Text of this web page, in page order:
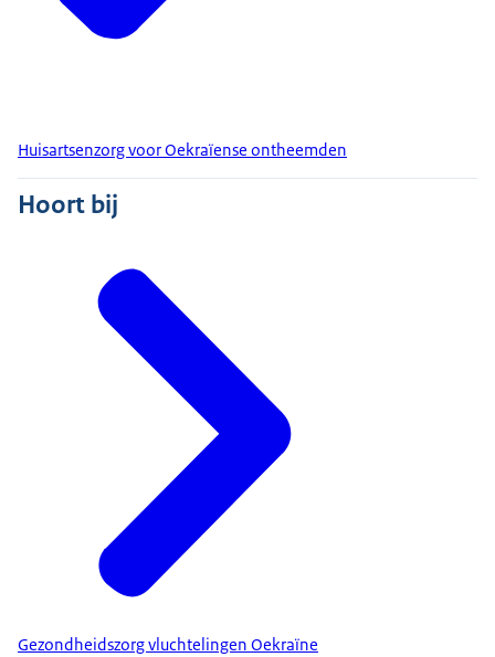
Huisartsenzorg voor Oekraïense ontheemden
Hoort bij
Gezondheidszorg vluchtelingen Oekraïne